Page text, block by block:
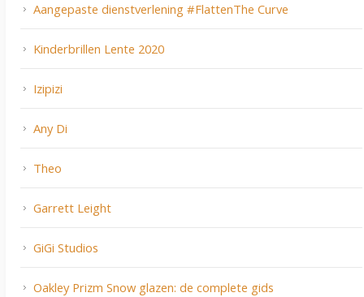
Aangepaste dienstverlening #FlattenThe Curve
Kinderbrillen Lente 2020
Izipizi
Any Di
Theo
Garrett Leight
GiGi Studios
Oakley Prizm Snow glazen: de complete gids